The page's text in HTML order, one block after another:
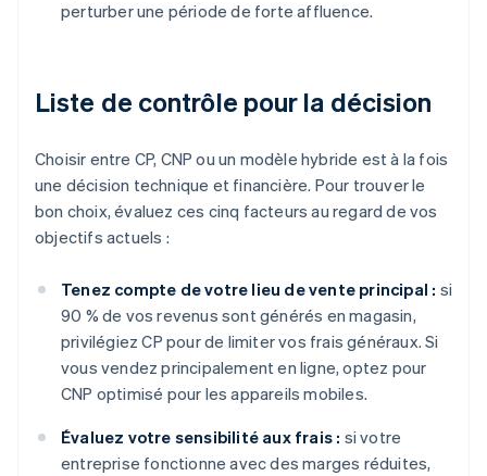
perturber une période de forte affluence.
Liste de contrôle pour la décision
Choisir entre CP, CNP ou un modèle hybride est à la fois
une décision technique et financière. Pour trouver le
bon choix, évaluez ces cinq facteurs au regard de vos
objectifs actuels :
Tenez compte de votre lieu de vente principal : si
90 % de vos revenus sont générés en magasin,
privilégiez CP pour de limiter vos frais généraux. Si
vous vendez principalement en ligne, optez pour
CNP optimisé pour les appareils mobiles.
Évaluez votre sensibilité aux frais : si votre
entreprise fonctionne avec des marges réduites,